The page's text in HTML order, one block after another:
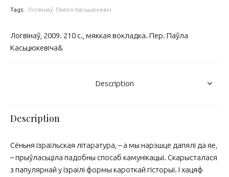
Логвінаў, 2009. 210 с., мяккая вокладка. Пер. Паўла
Касьцюкевіча&
Tags: Логвінаў Павел Касьцюкевіч
Description
Description
Сёньня ізраільская літаратура, – а мы нарэшце дапялі да яе,
– прыўласьціла падобны спосаб камунікацыі. Скарысталася
з папулярнай у Ізраілі формы кароткай гісторыі. І хацяф